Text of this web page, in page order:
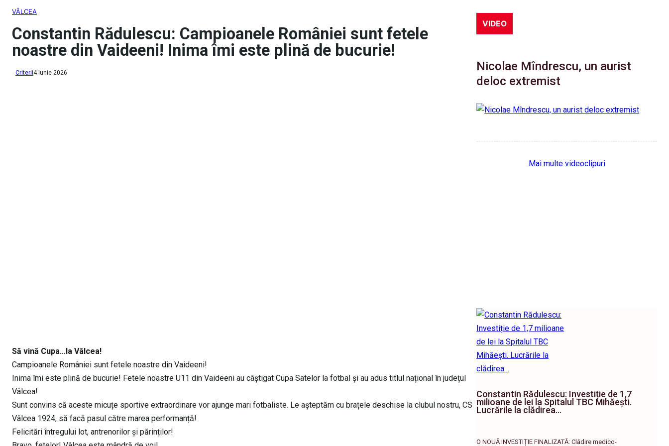
VÂLCEA
Constantin Rădulescu: Campioanele României sunt fetele
noastre din Vaideeni! ​Inima îmi este plină de bucurie!
Criterii4 Iunie 2026
Să vină Cupa…la Vâlcea!
Campioanele României sunt fetele noastre din Vaideeni!
​Inima îmi este plină de bucurie! Fetele noastre U11 din Vaideeni au câștigat Cupa Satelor la fotbal și au adus titlul național în județul
Vâlcea!
​Sunt convins că aceste micuțe sportive extraordinare vor ajunge mari fotbaliste. Le așteptăm cu brațele deschise la clubul nostru, CS
Vâlcea 1924, să facă pasul către marea performanță!
​Felicitări întregului lot, antrenorilor și părinților!
VIDEO
Nicolae Mîndrescu, un aurist
deloc extremist
Mai multe videoclipuri
Constantin Rădulescu: Investiție de 1,7
milioane de lei la Spitalul TBC Mihăești.
Lucrările la clădirea…
O NOUĂ INVESTIȚIE FINALIZATĂ: Clădire medico-